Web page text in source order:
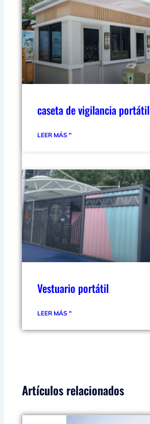
caseta de vigilancia portátil
LEER MÁS "
Vestuario portátil
LEER MÁS "
Artículos relacionados